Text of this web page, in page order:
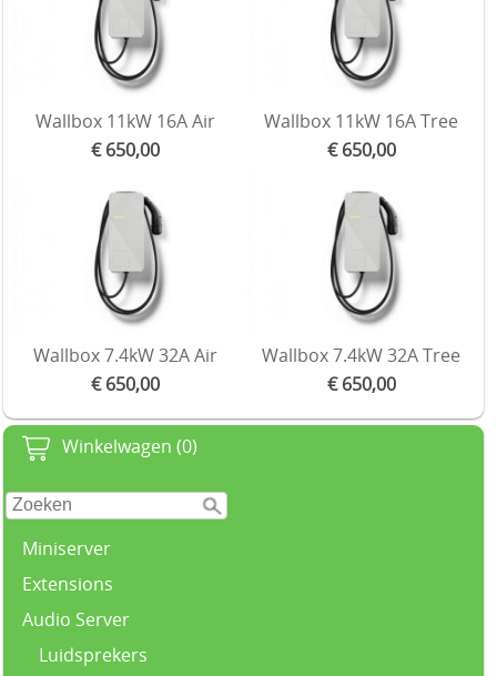
Winkelwagen (0)
Miniserver
Extensions
Audio Server
Luidsprekers
Wallbox 11kW 16A Air
€ 650,00
Wallbox 11kW 16A Tree
€ 650,00
Wallbox 7.4kW 32A Air
€ 650,00
Wallbox 7.4kW 32A Tree
€ 650,00